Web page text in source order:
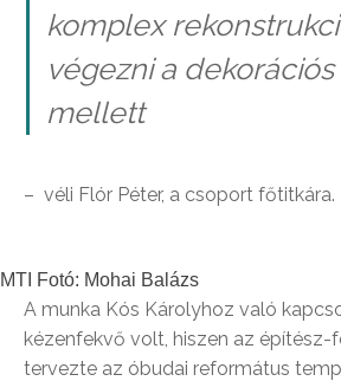
komplex
végezni a
mellett
– véli Flór Péter, a csoport főtitkára.
MTI Fotó: Mohai Balázs
A munka Kós Károlyhoz való
kézenfekvő volt, hiszen az
tervezte az óbudai református